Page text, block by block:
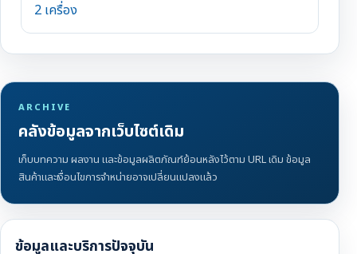
2 เครื่อง
ARCHIVE
คลังข้อมูลจากเว็บไซต์เดิม
เก็บบทความ ผลงาน และข้อมูลผลิตภัณฑ์ย้อนหลังไว้ตาม URL เดิม ข้อมูล
สินค้าและเงื่อนไขการจำหน่ายอาจเปลี่ยนแปลงแล้ว
ข้อมูลและบริการปัจจุบัน